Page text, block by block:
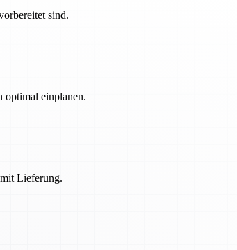
sind.
optimal einplanen.
Lieferung.